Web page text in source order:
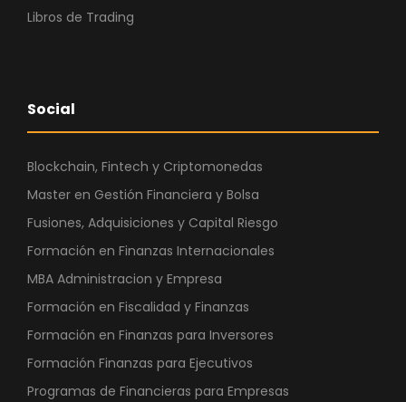
Libros de Trading
Social
Blockchain, Fintech y Criptomonedas
Master en Gestión Financiera y Bolsa
Fusiones, Adquisiciones y Capital Riesgo
Formación en Finanzas Internacionales
MBA Administracion y Empresa
Formación en Fiscalidad y Finanzas
Formación en Finanzas para Inversores
Formación Finanzas para Ejecutivos
Programas de Financieras para Empresas